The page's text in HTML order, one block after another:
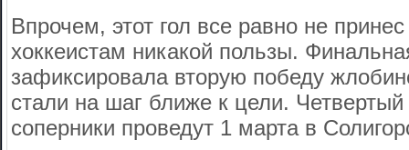
Впрочем, этот гол все равно не
хоккеистам никакой пользы.
зафиксировала вторую победу
стали на шаг ближе к цели.
соперники проведут 1 марта в